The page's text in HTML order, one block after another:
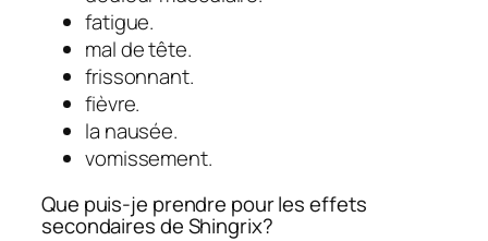
fatigue.
mal de tête.
frissonnant.
fièvre.
la nausée.
vomissement.
Que puis-je prendre pour les effets
secondaires de Shingrix?